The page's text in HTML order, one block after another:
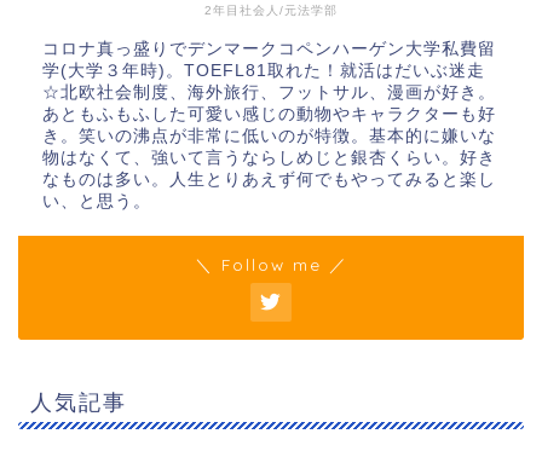
2年目社会人/元法学部
コロナ真っ盛りでデンマークコペンハーゲン大学私費留
学(大学３年時)。TOEFL81取れた！就活はだいぶ迷走
☆北欧社会制度、海外旅行、フットサル、漫画が好き。
あともふもふした可愛い感じの動物やキャラクターも好
き。笑いの沸点が非常に低いのが特徴。基本的に嫌いな
物はなくて、強いて言うならしめじと銀杏くらい。好き
なものは多い。人生とりあえず何でもやってみると楽し
い、と思う。
＼ Follow me ／
人気記事